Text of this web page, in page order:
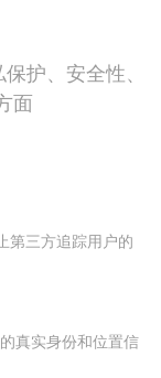
护、安全性、
面
第三方追踪用户的
真实身份和位置信